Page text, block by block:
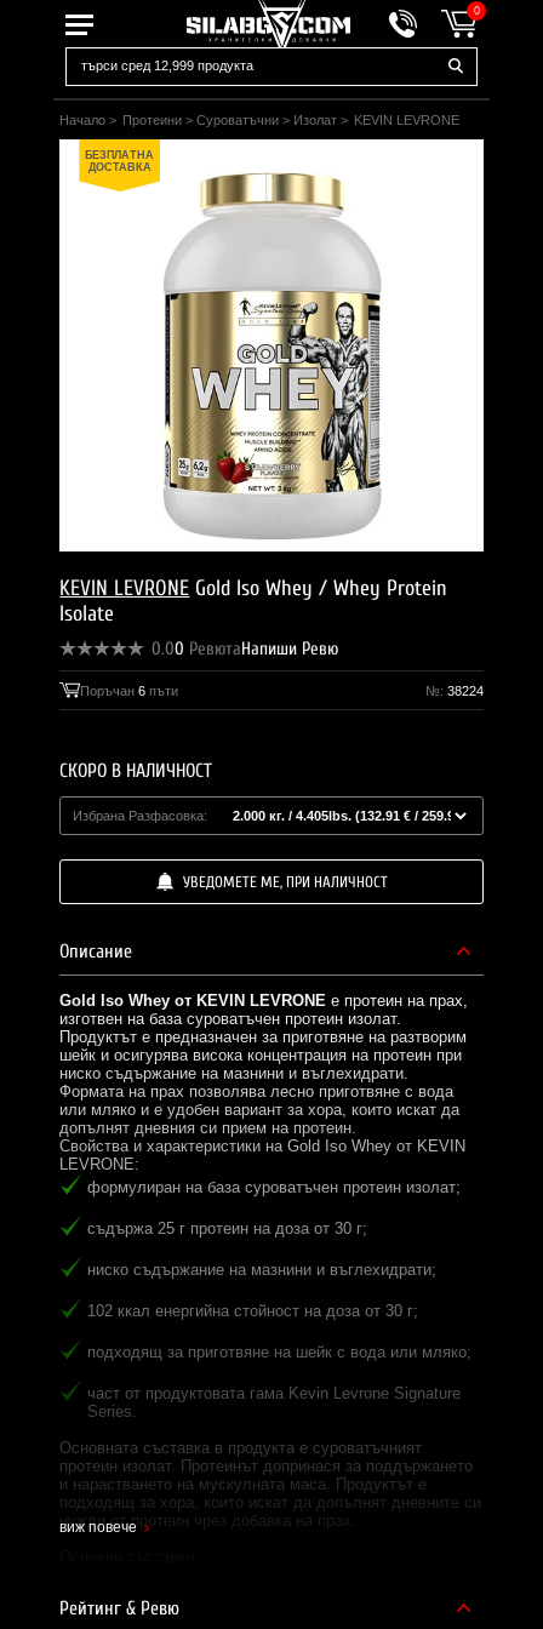
0
Начало > Протеини >Суроватъчни > Изолат > KEVIN LEVRONE
БЕЗПЛАТНА
ДОСТАВКА
KEVIN LEVRONE Gold Iso Whey / Whey Protein
Isolate
0.00 РевютаНапиши Ревю
Поръчан6 пъти №: 38224
СКОРО В НАЛИЧНОСТ
Избрана Разфасовка:
УВЕДОМЕТЕ МЕ, ПРИ НАЛИЧНОСТ
Описание
Gold Iso Whey от KEVIN LEVRONE е протеин на прах,
изготвен на база суроватъчен протеин изолат.
Продуктът е предназначен за приготвяне на разтворим
шейк и осигурява висока концентрация на протеин при
ниско съдържание на мазнини и въглехидрати.
Формата на прах позволява лесно приготвяне с вода
или мляко и е удобен вариант за хора, които искат да
допълнят дневния си прием на протеин.
Свойства и характеристики на Gold Iso Whey от KEVIN
LEVRONE:
формулиран на база суроватъчен протеин изолат;
съдържа 25 г протеин на доза от 30 г;
ниско съдържание на мазнини и въглехидрати;
102 ккал енергийна стойност на доза от 30 г;
подходящ за приготвяне на шейк с вода или мляко;
част от продуктовата гама Kevin Levrone Signature
Series.
Основната съставка в продукта е суроватъчният
протеин изолат. Протеинът допринася за поддържането
и нарастването на мускулната маса. Продуктът е
подходящ за хора, които искат да допълнят дневните си
нужди от протеин чрез добавка на прах.
виж повече
Рейтинг & Ревю